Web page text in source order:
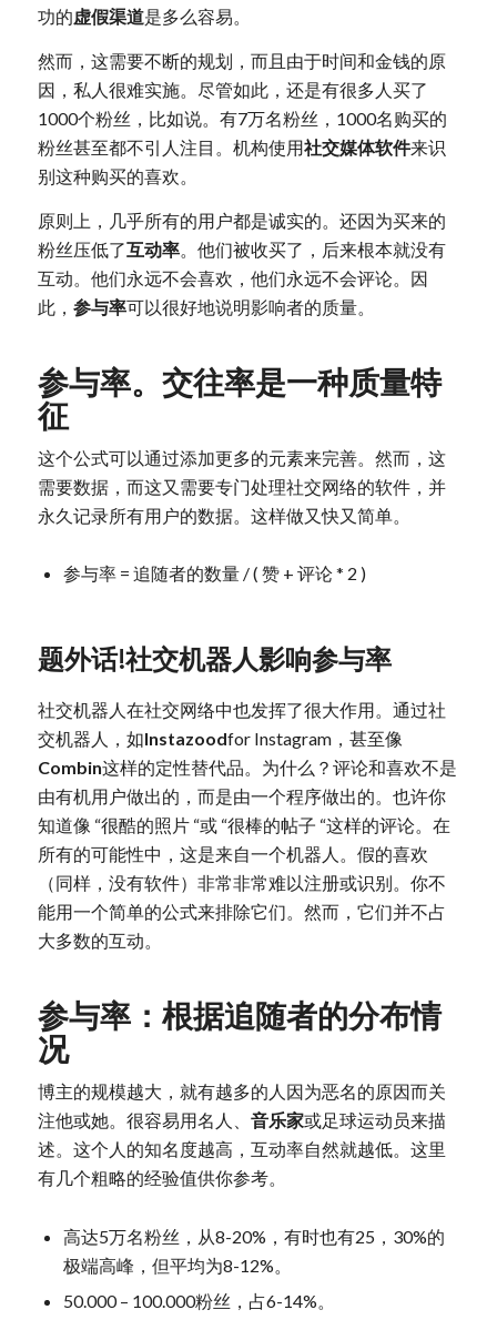
功的虚假渠道是多么容易。
然而，这需要不断的规划，而且由于时间和金钱的原
因，私人很难实施。尽管如此，还是有很多人买了
1000个粉丝，比如说。有7万名粉丝，1000名购买的
粉丝甚至都不引人注目。机构使用社交媒体软件来识
别这种购买的喜欢。
原则上，几乎所有的用户都是诚实的。还因为买来的
粉丝压低了互动率。他们被收买了，后来根本就没有
互动。他们永远不会喜欢，他们永远不会评论。因
此， 参与率可以很好地说明影响者的质量。
参与率。交往率是一种质量特
征
这个公式可以通过添加更多的元素来完善。然而，这
需要数据，而这又需要专门处理社交网络的软件，并
永久记录所有用户的数据。这样做又快又简单。
参与率 = 追随者的数量 / ( 赞 + 评论 * 2 )
题外话!社交机器人影响参与率
社交机器人 在社交网络中也发挥了很大作用。通过社
交机器人，如Instazoodfor Instagram，甚至像
Combin这样的定性替代品。为什么？评论和喜欢不是
由有机用户做出的，而是由一个程序做出的。也许你
知道像 “很酷的照片 “或 “很棒的帖子 “这样的评论。在
所有的可能性中，这是来自一个机器人。假的喜欢
（同样，没有软件）非常非常难以注册或识别。你不
能用一个简单的公式来排除它们。然而，它们并不占
大多数的互动。
参与率：根据追随者的分布情
况
博主的规模越大，就有越多的人因为恶名的原因而关
注他或她。很容易用名人、 音乐家或足球运动员来描
述。这个人的知名度越高，互动率自然就越低。这里
有几个粗略的经验值供你参考。
高达5万名粉丝，从8-20%，有时也有25，30%的
极端高峰，但平均为8-12%。
50.000 – 100.000粉丝，占6-14%。